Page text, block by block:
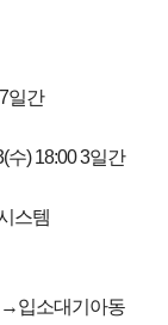
일간
수) 18:00 3일간
스템
소대기아동